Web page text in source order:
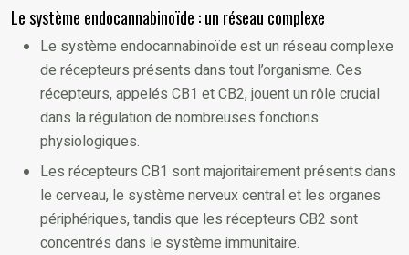
Le système endocannabinoïde : un réseau complexe
Le système endocannabinoïde est un réseau complexe
de récepteurs présents dans tout l’organisme. Ces
récepteurs, appelés CB1 et CB2, jouent un rôle crucial
dans la régulation de nombreuses fonctions
physiologiques.
Les récepteurs CB1 sont majoritairement présents dans
le cerveau, le système nerveux central et les organes
périphériques, tandis que les récepteurs CB2 sont
concentrés dans le système immunitaire.